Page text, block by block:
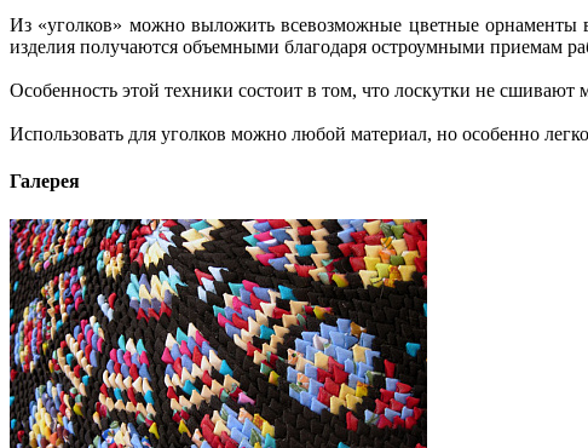
Из «уголков» можно выложить всевозможные цветные орнаменты
изделия получаются объемными благодаря остроумными приемам
Особенность этой техники состоит в том, что лоскутки не
Использовать для уголков можно любой материал, но особенно
Галерея